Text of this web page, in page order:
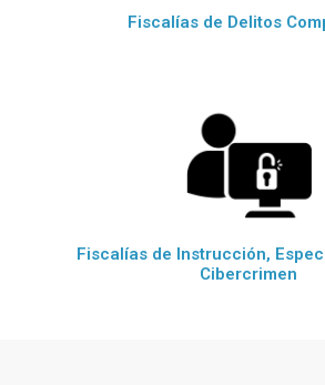
Fiscalías de Delitos
Fiscalías de Instrucción,
Cibercrimen